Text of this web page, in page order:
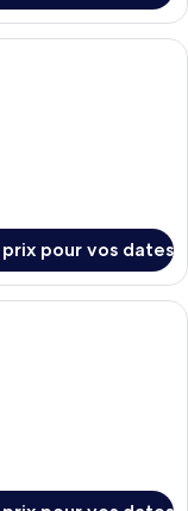
égyptien, literie de
prix pour vos dates
d’hôtel avec un lit, un